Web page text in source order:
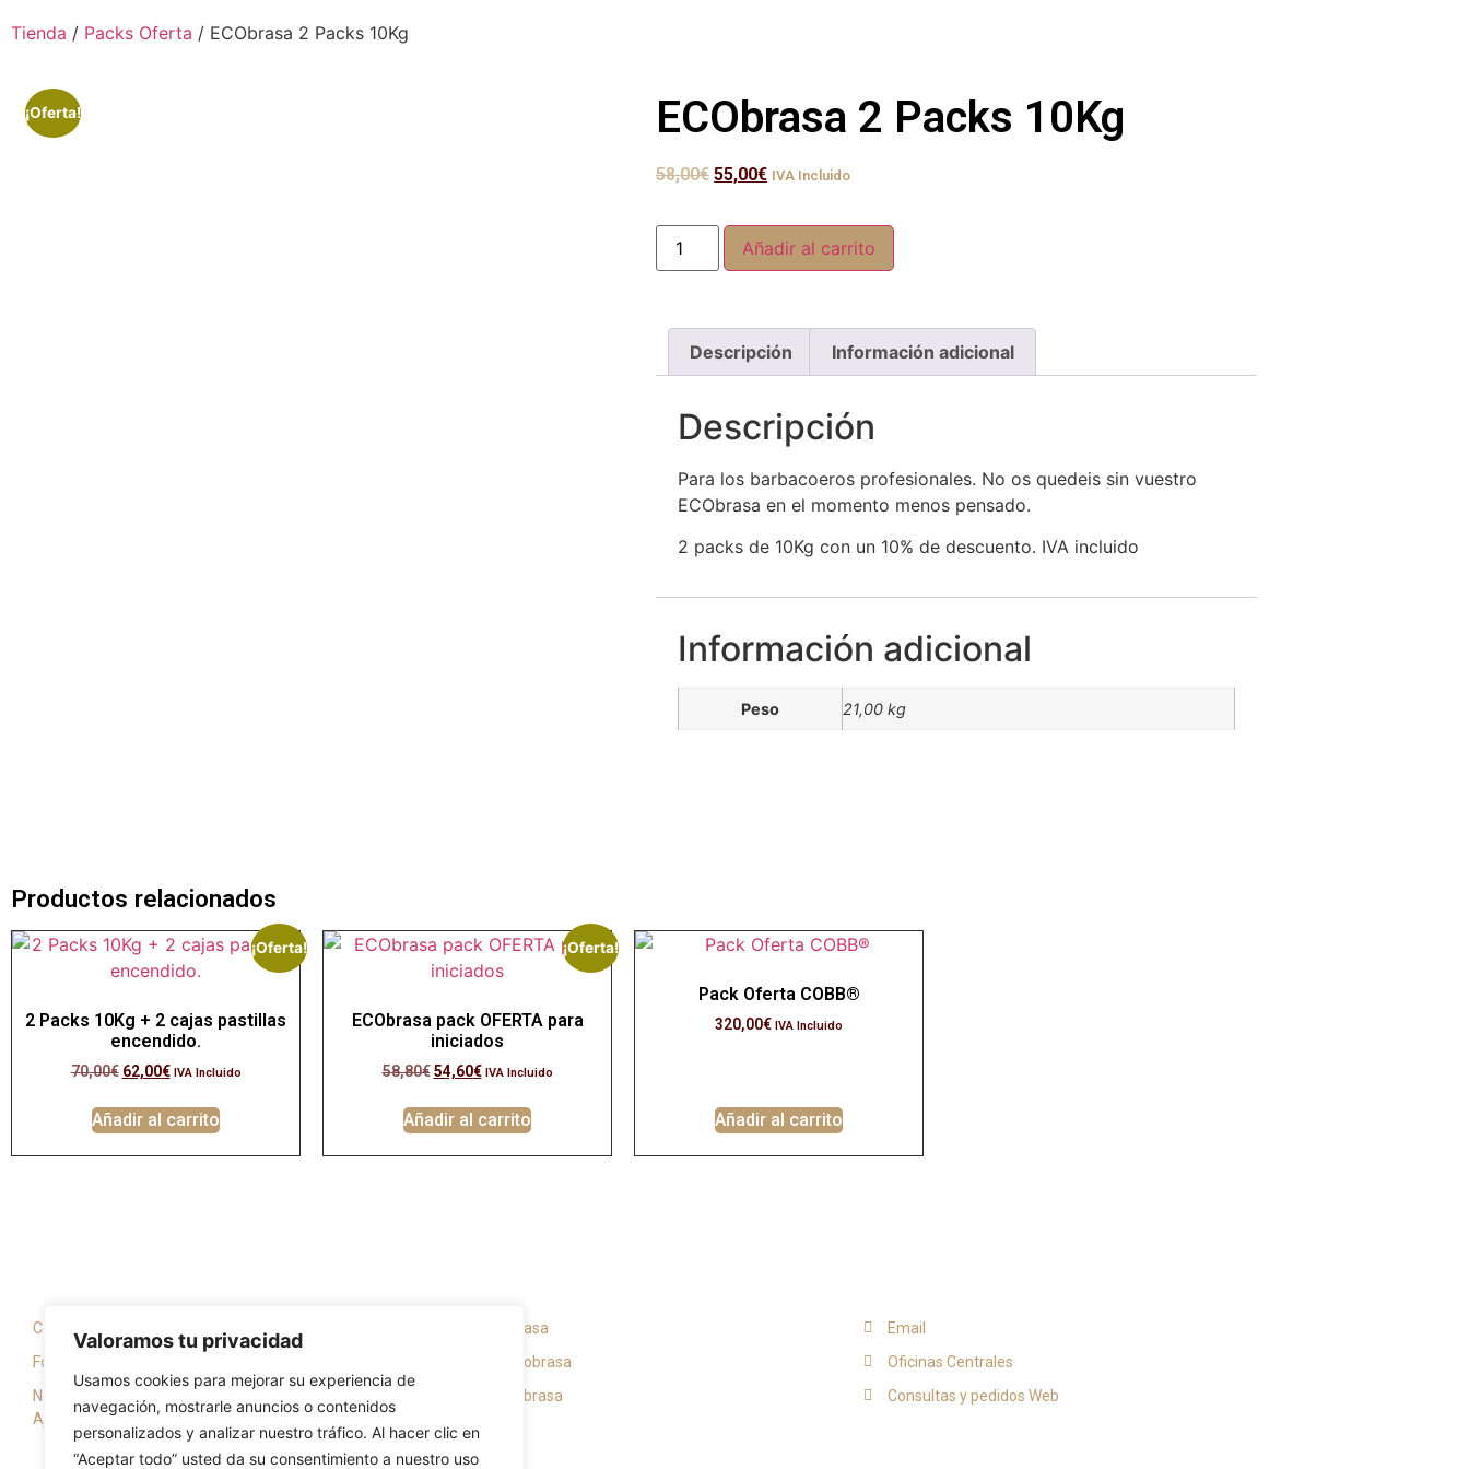
Valoramos tu privacidad
Usamos cookies para mejorar su experiencia de
navegación, mostrarle anuncios o contenidos
personalizados y analizar nuestro tráfico. Al hacer clic en
“Aceptar todo” usted da su consentimiento a nuestro uso
Tienda / Packs Oferta / ECObrasa 2 Packs 10Kg
¡Oferta! ECObrasa 2 Packs 10Kg
58,00€ 55,00€ IVA Incluido
Añadir al carrito
Descripción Información adicional
Descripción
Para los barbacoeros profesionales. No os quedeis sin vuestro
ECObrasa en el momento menos pensado.
2 packs de 10Kg con un 10% de descuento. IVA incluido
Información adicional
Peso 21,00 kg
Productos relacionados
¡Oferta!
2 Packs 10Kg + 2 cajas pastillas
encendido.
70,00€ 62,00€ IVA Incluido
Añadir al carrito
¡Oferta!
ECObrasa pack OFERTA para
iniciados
58,80€ 54,60€ IVA Incluido
Añadir al carrito
Pack Oferta COBB®
320,00€ IVA Incluido
Añadir al carrito
Condiciones de compra y devoluciones
Formas de pago
Nota Legal
Ajustes de las Cookies
Fans Ecobrasa
Tiendas Ecobrasa
Trucos Ecobrasa
Email
Oficinas Centrales
Consultas y pedidos Web